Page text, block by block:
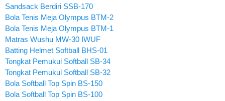
Sandsack Berdiri SSB-170
Bola Tenis Meja Olympus BTM-2
Bola Tenis Meja Olympus BTM-1
Matras Wushu MW-30 IWUF
Batting Helmet Softball BHS-01
Tongkat Pemukul Softball SB-34
Tongkat Pemukul Softball SB-32
Bola Softball Top Spin BS-150
Bola Softball Top Spin BS-100